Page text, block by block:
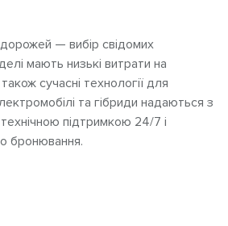
— вибір свідомих
мають низькі витрати на
сучасні технології для
та гібриди надаються з
підтримкою 24/7 і
бронювання.